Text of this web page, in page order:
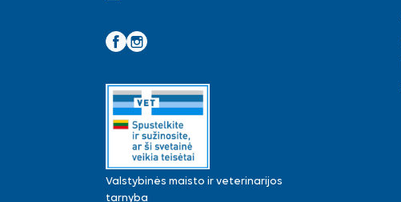
Valstybinės maisto ir veterinarijos
tarnyba